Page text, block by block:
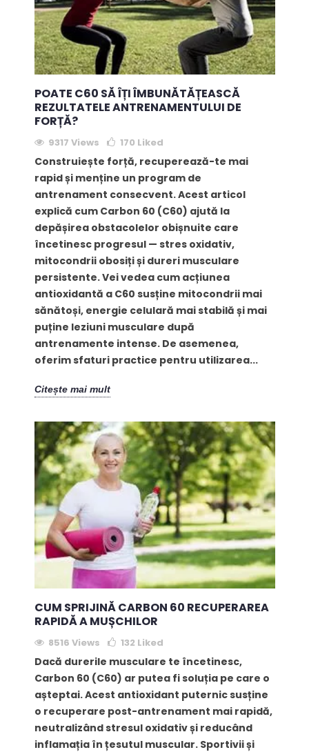
POATE C60 SĂ ÎȚI ÎMBUNĂTĂȚEASCĂ
REZULTATELE ANTRENAMENTULUI DE
FORȚĂ?
9317 Views 170 Liked
Construiește forță, recuperează-te mai
rapid și menține un program de
antrenament consecvent. Acest articol
explică cum Carbon 60 (C60) ajută la
depășirea obstacolelor obișnuite care
încetinesc progresul — stres oxidativ,
mitocondrii obosiți și dureri musculare
persistente. Vei vedea cum acțiunea
antioxidantă a C60 susține mitocondrii mai
sănătoși, energie celulară mai stabilă și mai
puține leziuni musculare după
antrenamente intense. De asemenea,
oferim sfaturi practice pentru utilizarea...
Citește mai mult
CUM SPRIJINĂ CARBON 60 RECUPERAREA
RAPIDĂ A MUȘCHILOR
8516 Views 132 Liked
Dacă durerile musculare te încetinesc,
Carbon 60 (C60) ar putea fi soluția pe care o
așteptai. Acest antioxidant puternic susține
o recuperare post-antrenament mai rapidă,
neutralizând stresul oxidativ și reducând
inflamația în țesutul muscular. Sportivii și